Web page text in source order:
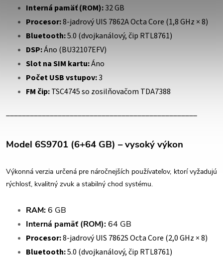
Interná pamäť (ROM):32 GB
Procesor:8-jadrový UIS 7862A Octa Core (1,8 GHz × 8)
Bluetooth:5.0 (dvojkanálový, čip RTL8761)
DSP:Áno (BU32107EFV)
Slot na SIM kartu:Áno
Počet USB vstupov:3
FM čip:TSC4745 so zosilňovačom TDA7388
Model 6S9701 (6+64 GB) – vysoký výkon
Výkonná verzia určená pre náročnejších používateľov, ktorí vyžadujú
rýchlosť, kvalitný zvuk a stabilný chod systému.
RAM: 6 GB
Interná pamäť (ROM): 64 GB
Procesor:8-jadrový UIS 7862S Octa Core (2,0 GHz × 8)
Bluetooth:5.0 (dvojkanálový, čip RTL8761)